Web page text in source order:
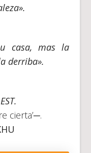
casa, mas la
derriba».
cierta’─.